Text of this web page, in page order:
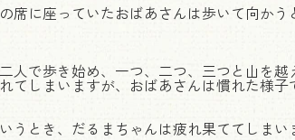
席に座っていたおばあさんは歩いて向か
人で歩き始め、一つ、二つ、三つと山を越
てしまいますが、おばあさんは慣れた様子
うとき、だるまちゃんは疲れ果ててしま